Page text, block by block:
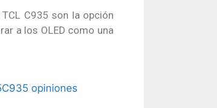
C935 son la opción
a los OLED como una